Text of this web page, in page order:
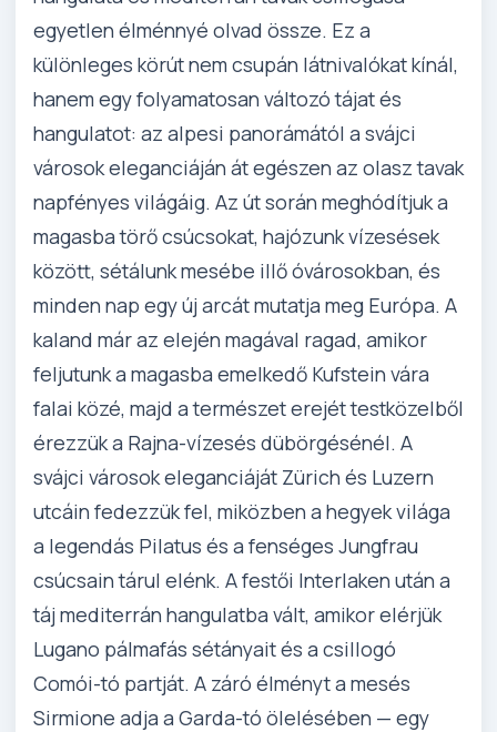
egyetlen élménnyé olvad össze. Ez a
különleges körút nem csupán látnivalókat kínál,
hanem egy folyamatosan változó tájat és
hangulatot: az alpesi panorámától a svájci
városok eleganciáján át egészen az olasz tavak
napfényes világáig. Az út során meghódítjuk a
magasba törő csúcsokat, hajózunk vízesések
között, sétálunk mesébe illő óvárosokban, és
minden nap egy új arcát mutatja meg Európa. A
kaland már az elején magával ragad, amikor
feljutunk a magasba emelkedő Kufstein vára
falai közé, majd a természet erejét testközelből
érezzük a Rajna-vízesés dübörgésénél. A
svájci városok eleganciáját Zürich és Luzern
utcáin fedezzük fel, miközben a hegyek világa
a legendás Pilatus és a fenséges Jungfrau
csúcsain tárul elénk. A festői Interlaken után a
táj mediterrán hangulatba vált, amikor elérjük
Lugano pálmafás sétányait és a csillogó
Comói-tó partját. A záró élményt a mesés
Sirmione adja a Garda-tó ölelésében — egy